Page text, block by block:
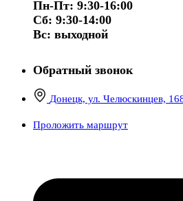
Пн-Пт: 9:30-16:00
Сб: 9:30-14:00
Вс: выходной
Обратный звонок
Донецк, ул. Челюскинцев,
Проложить маршрут